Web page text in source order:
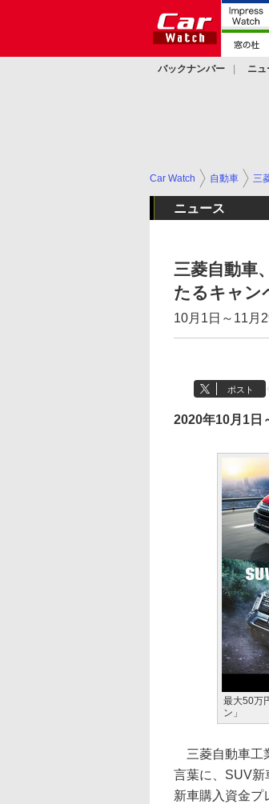
バックナンバー ニュ
Car Watch 自動車 三
ニュース
三菱自動車
たるキャン
10月1日～11月
ポスト
2020年10月1日
最大50万
ン」
三菱自動車工
言葉に、SUV新
新車購入資金プ